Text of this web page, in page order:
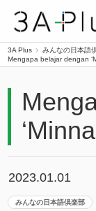
3A Plus
みんなの日本語
Mengapa belajar dengan
2023.01.01
みんなの日本語倶楽部